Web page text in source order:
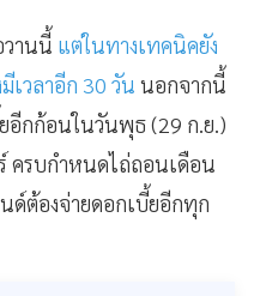
านนี้ แต่ในทางเทคนิคยัง
เวลาอีก 30 วัน นอกจากนี้
อีกก้อนในวันพุธ (29 ก.ย.)
ครบกำหนดไถ่ถอนเดือน
ด์ต้องจ่ายดอกเบี้ยอีกทุก